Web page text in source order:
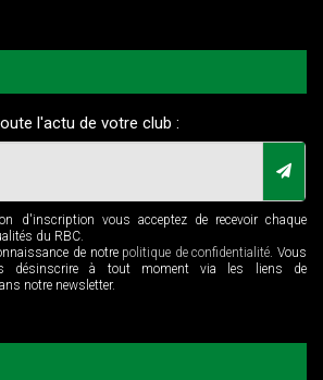
l'actu de votre club :
d'inscription vous acceptez de recevoir chaque
du RBC.
de notre politique de confidentialité. Vous
désinscrire à tout moment via les liens de
notre newsletter.